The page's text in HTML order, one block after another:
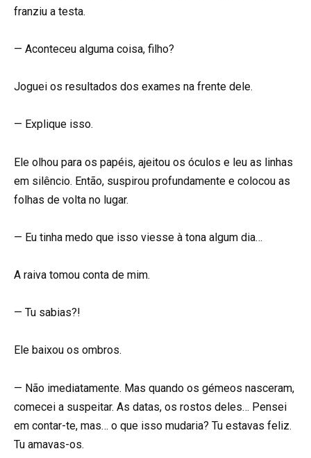
franziu a testa.
— Aconteceu alguma coisa, filho?
Joguei os resultados dos exames na frente dele.
— Explique isso.
Ele olhou para os papéis, ajeitou os óculos e leu as linhas
em silêncio. Então, suspirou profundamente e colocou as
folhas de volta no lugar.
— Eu tinha medo que isso viesse à tona algum dia…
A raiva tomou conta de mim.
— Tu sabias?!
Ele baixou os ombros.
— Não imediatamente. Mas quando os gémeos nasceram,
comecei a suspeitar. As datas, os rostos deles… Pensei
em contar-te, mas… o que isso mudaria? Tu estavas feliz.
Tu amavas-os.